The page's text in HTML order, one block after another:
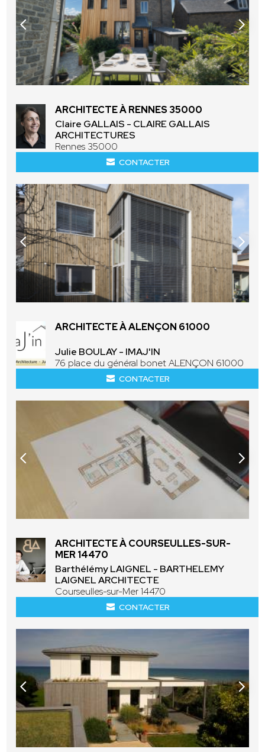
ARCHITECTE À RENNES 35000
Claire GALLAIS - CLAIRE GALLAIS
ARCHITECTURES
Rennes 35000
CONTACTER
ARCHITECTE À ALENÇON 61000
Julie BOULAY - IMAJ'IN
76 place du général bonet ALENÇON 61000
CONTACTER
ARCHITECTE À COURSEULLES-SUR-
MER 14470
Barthélémy LAIGNEL - BARTHELEMY
LAIGNEL ARCHITECTE
Courseulles-sur-Mer 14470
CONTACTER